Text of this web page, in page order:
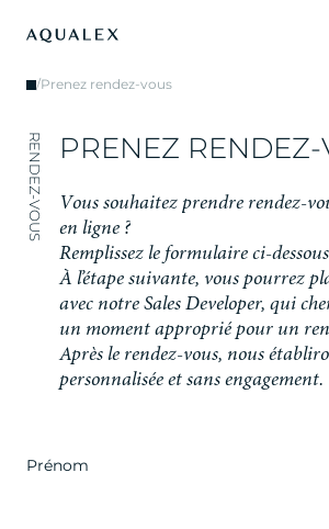
/Prenez rendez-vous
RENDEZ-VOUS PRENEZ RENDEZ-
Vous souhaitez prendre rendez-vo
en ligne ?
Remplissez le formulaire ci-
À l’étape suivante, vous pourrez
avec notre Sales Developer, qui
un moment approprié pour un
Après le rendez-vous, nous
personnalisée et sans engagement.
Prénom